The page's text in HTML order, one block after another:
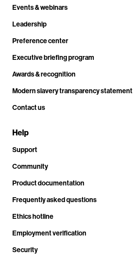
Events & webinars
Leadership
Preference center
Executive briefing program
Awards & recognition
Modern slavery transparency statement
Contact us
Help
Support
Community
Product documentation
Frequently asked questions
Ethics hotline
Employment verification
Security